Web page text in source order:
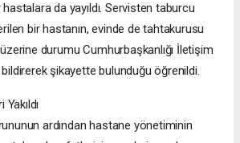
da yayıldı. Servisten taburcu
bir hastanın, evinde de tahtakurusu
durumu Cumhurbaşkanlığı İletişim
bildirerek şikayette bulunduğu öğrenildi.
ardından hastane yönetiminin